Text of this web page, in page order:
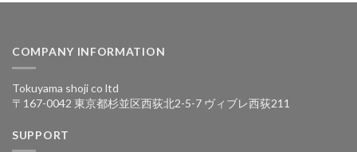
COMPANY INFORMATION
Tokuyama shoji co ltd
〒167-0042 東京都杉並区西荻北2-5-7 ヴィブレ西荻211
SUPPORT